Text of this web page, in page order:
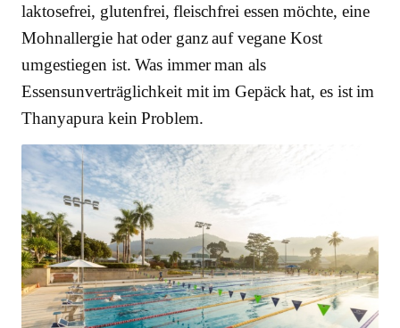
laktosefrei, glutenfrei, fleischfrei essen möchte, eine
Mohnallergie hat oder ganz auf vegane Kost
umgestiegen ist. Was immer man als
Essensunverträglichkeit mit im Gepäck hat, es ist im
Thanyapura kein Problem.